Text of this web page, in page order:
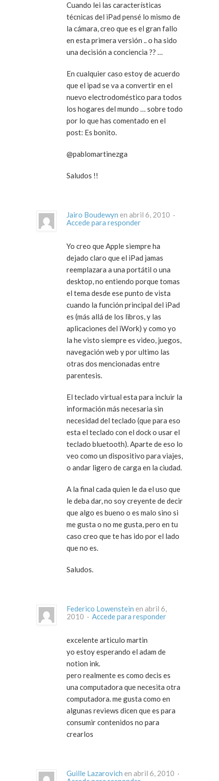
Cuando lei las características
técnicas del iPad pensé lo mismo de
la cámara, creo que es el gran fallo
en esta primera versión .. o ha sido
una decisión a conciencia ?? …
En cualquier caso estoy de acuerdo
que el ipad se va a convertir en el
nuevo electrodoméstico para todos
los hogares del mundo … sobre todo
por lo que has comentado en el
post: Es bonito.
@pablomartinezga
Saludos !!
Jairo Boudewyn
en abril 6, 2010 ·
Accede para responder
Yo creo que Apple siempre ha
dejado claro que el iPad jamas
reemplazara a una portátil o una
desktop, no entiendo porque tomas
el tema desde ese punto de vista
cuando la función principal del iPad
es (más allá de los libros, y las
aplicaciones del iWork) y como yo
la he visto siempre es video, juegos,
navegación web y por ultimo las
otras dos mencionadas entre
parentesis.
El teclado virtual esta para incluir la
información más necesaria sin
necesidad del teclado (que para eso
esta el teclado con el dock o usar el
teclado bluetooth). Aparte de eso lo
veo como un dispositivo para viajes,
o andar ligero de carga en la ciudad.
A la final cada quien le da el uso que
le deba dar, no soy creyente de decir
que algo es bueno o es malo sino si
me gusta o no me gusta, pero en tu
caso creo que te has ido por el lado
que no es.
Saludos.
Federico Lowenstein en abril 6,
2010 · Accede para responder
excelente articulo martin
yo estoy esperando el adam de
notion ink.
pero realmente es como decis es
una computadora que necesita otra
computadora. me gusta como en
algunas reviews dicen que es para
consumir contenidos no para
crearlos
Guille Lazarovich
en abril 6, 2010 ·